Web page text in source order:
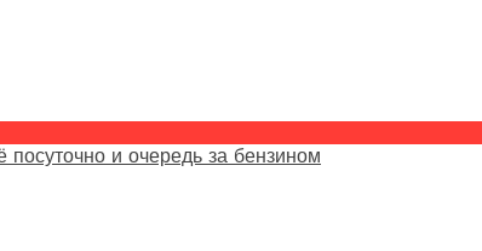
и очередь за бензином